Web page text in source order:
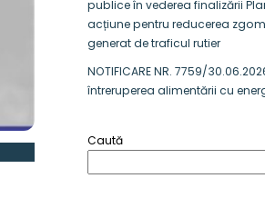
publice în vederea finalizării
acțiune pentru reducerea
generat de traficul rutier
NOTIFICARE NR. 7759/
întreruperea alimentării cu
Caută